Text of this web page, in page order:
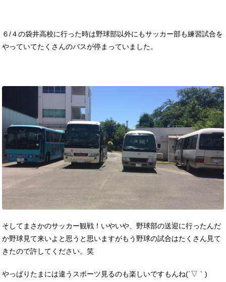
６/４の袋井高校に行った時は野球部以外にもサッカー部も練習試合を
やっていてたくさんのバスが停まっていました。
そしてまさかのサッカー観戦！いやいや、野球部の送迎に行ったんだ
か野球見て来いよと思うと思いますがもう野球の試合はたくさん見て
きたので許してください。笑
やっぱりたまには違うスポーツ見るのも楽しいですもんね(´▽｀)